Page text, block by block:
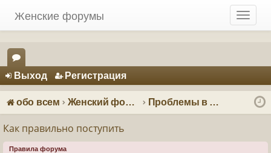
T
o
l
n
v
Женские форумы
Регистрация
ор
ум
Выход Регистрация
обо всем Женский форум о мужчинах Проблемы в отношениях - психология отношений
Как правильно поступить
Правила форума